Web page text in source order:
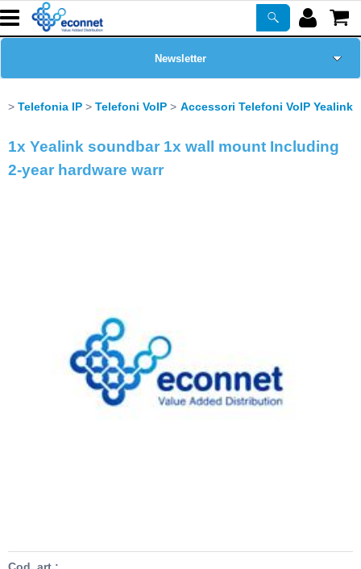
Chi siamo
Newsletter
PROMO ATTIVE
Telefonia IP Telefoni VoIP Accessori Telefoni VoIP Yealink
1x Yealink soundbar 1x wall mount Including
2-year hardware warr